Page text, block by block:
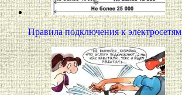
Правила подключения к электросетям